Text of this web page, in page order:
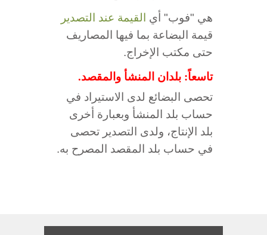
القيمة عند التصدير
هي "فوب" أي
قيمة البضاعة بما فيها المصاريف
حتى مكتب الإخراج.
تاسعاً: بلدان المنشأ والمقصد.
تحصى البضائع لدى الاستيراد في
حساب بلد المنشأ وبعبارة أخرى
بلد الإنتاج، ولدى التصدير تحصى
في حساب بلد المقصد المصرح به.